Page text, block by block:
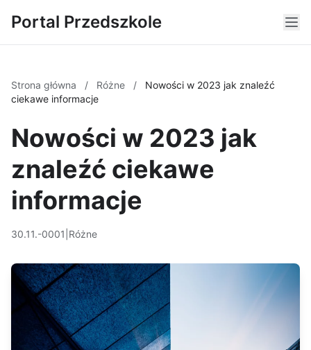
Portal Przedszkole
Strona główna / Różne /
Nowości w 2023 jak znaleźć
ciekawe informacje
Nowości w 2023 jak
znaleźć ciekawe
informacje
30.11.-0001 Różne